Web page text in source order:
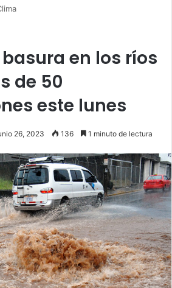
basura en los ríos
de 50
este lunes
26, 2023 136 1 minuto de lectura